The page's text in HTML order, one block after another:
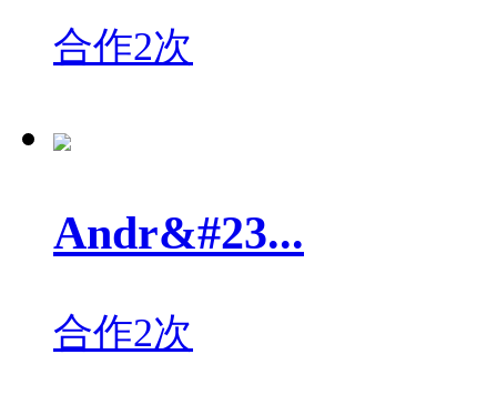
合作2次
Andr&#23...
合作2次